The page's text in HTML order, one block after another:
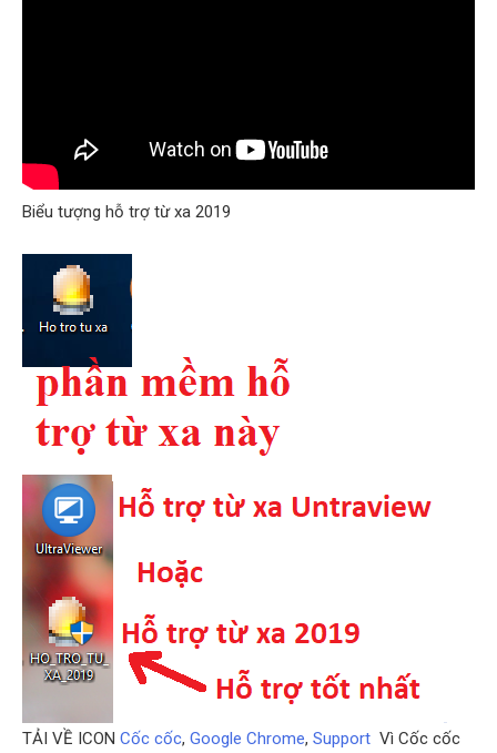
Biểu tượng hỗ trợ từ xa 2019
TẢI VỀ ICON Cốc cốc, Google Chrome, Support Vì Cốc cốc